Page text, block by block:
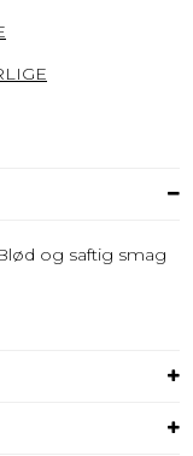
og saftig smag